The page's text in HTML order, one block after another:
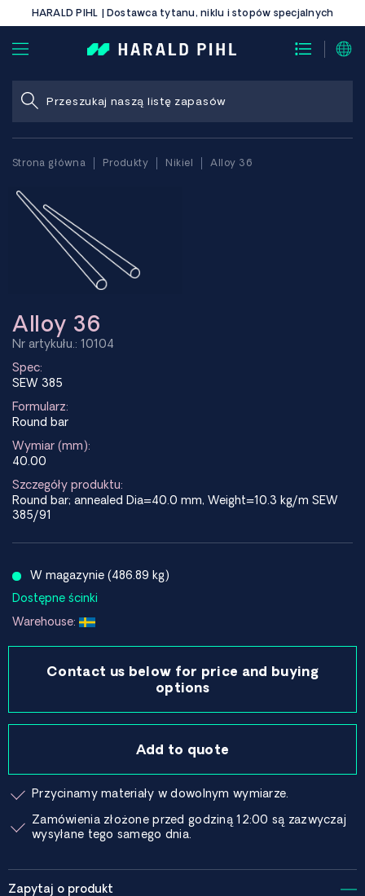
HARALD PIHL | Dostawca tytanu, niklu i stopów specjalnych
Strona główna Produkty Nikiel Alloy 36
Alloy 36
Nr artykułu.: 10104
Spec:
SEW 385
Formularz:
Round bar
Wymiar (mm):
40.00
Szczegóły produktu:
Round bar; annealed Dia=40.0 mm, Weight=10.3 kg/m SEW
385/91
W magazynie (486.89 kg)
Dostępne ścinki
Warehouse:
Contact us below for price and buying
options
Add to quote
Przycinamy materiały w dowolnym wymiarze.
Zamówienia złożone przed godziną 12:00 są zazwyczaj
wysyłane tego samego dnia.
Zapytaj o produkt